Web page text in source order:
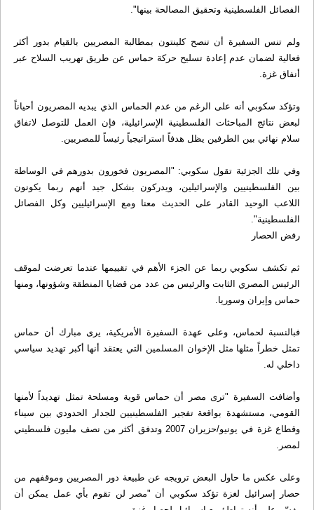
الفصائل الفلسطينية وتحقيق المصالحة بينها".
ولم تنس السفيرة أن تنصح كلينتون بمطالبة المصريين بالقيام بدور أكثر
فعالية لضمان عدم إعادة تسليح حركة حماس عن طريق تهريب السلاح عبر
أنفاق غزة.
وتؤكد سكوبي أنه على الرغم من عدم الحماس الذي يبديه المصريون أحياناً
لبعض نتائج المباحثات الفلسطينية الإسرائيلية، فإن العمل للتوصل لاتفاق
سلام نهائي بين الطرفين يظل هدفاً استراتيجياً رئيساً للمصريين.
وفي تلك الجزئية تقول سكوبي: "المصريون فخورون بدورهم في الوساطة
بين الفلسطينيين والإسرائيلين، ويدركون بشكل جيد أنهم ربما يكونون
اللاعب الوحيد القادر على الحديث معنا ومع الإسرائيليين وكل الفصائل
الفلسطينية".
رفض الحصار
ثم تكشف سكوبي ربما عن الجزء الأهم في تقييمها عندما تعرضت لموقف
الرئيس المصري الثابت والرئيس من عدد من قضايا المنطقة وشؤونها، ومنها
حماس وإيران وسوريا.
فبالنسبة لحماس، وعلى عهدة السفيرة الأمريكية، يرى مبارك أن حماس
تمثل خطراً مثلها مثل الإخوان المسلمين التي يعتقد أنها أكبر تهديد سياسي
داخلي له.
وأضافت السفيرة "ترى مصر أن حماس قوية ومسلحة تمثل تهديداً لأمنها
القومي، مستشهدة بواقعة تفجير الفلسطينيين للجدار الحدودي بين سيناء
وقطاع غزة في يونيو/حزيران 2007 وتدفق أكثر من نصف مليون فلسطيني
لمصر.
وعلى عكس ما حاول البعض ترويجه عن طبيعة دور المصريين وموقفهم من
حصار إسرائيل لغزة تؤكد سكوبي أن "مصر لن تقوم بأي عمل يمكن أن